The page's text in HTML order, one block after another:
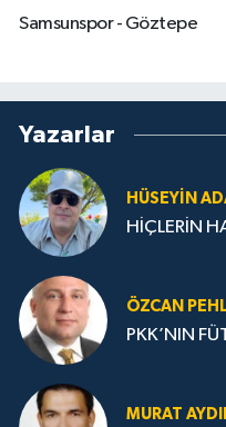
Samsunspor - Göztepe
Yazarlar
HÜSEYIN
HİÇLERİN
ÖZCAN
PKK’NIN
MURAT